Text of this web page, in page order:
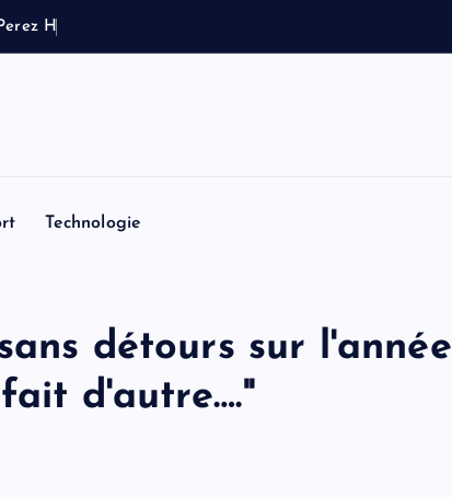
Perez H
Technologie
détours sur l'année
d'autre…."